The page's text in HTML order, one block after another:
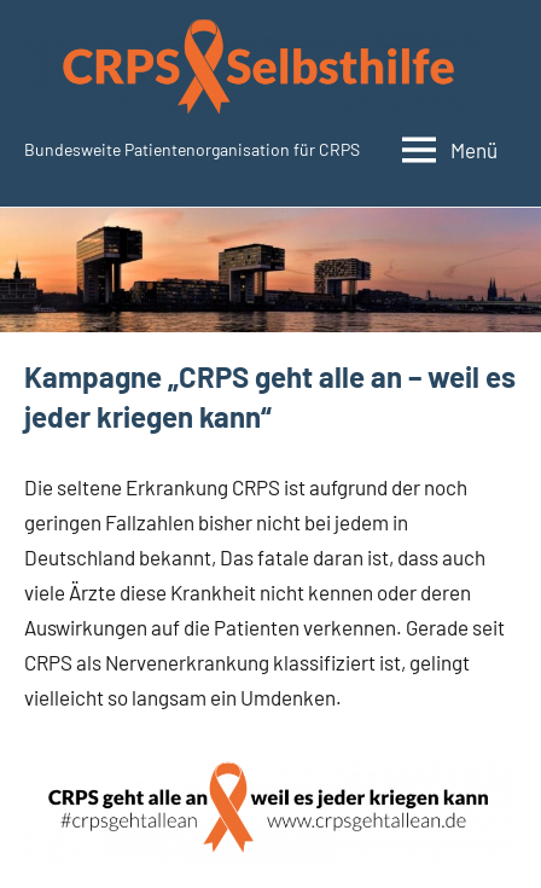
springen
CRPSSelbsthilfe.org
Bundesweite Patientenorganisation für CRPS Menü
Kampagne „CRPS geht alle an – weil es
jeder kriegen kann“
Die seltene Erkrankung CRPS ist aufgrund der noch
geringen Fallzahlen bisher nicht bei jedem in
Deutschland bekannt, Das fatale daran ist, dass auch
viele Ärzte diese Krankheit nicht kennen oder deren
Auswirkungen auf die Patienten verkennen. Gerade seit
CRPS als Nervenerkrankung klassifiziert ist, gelingt
vielleicht so langsam ein Umdenken.